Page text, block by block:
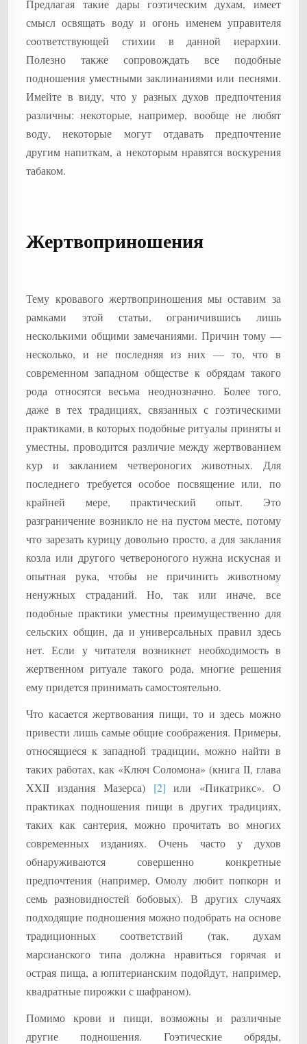
Предлагая такие дары гоэтическим духам, имеет
смысл освящать воду и огонь именем управителя
соответствующей стихии в данной иерархии.
Полезно также сопровождать все подобные
подношения уместными заклинаниями или песнями.
Имейте в виду, что у разных духов предпочтения
различны: некоторые, например, вообще не любят
воду, некоторые могут отдавать предпочтение
другим напиткам, а некоторым нравятся воскурения
табаком.
Жертвоприношения
Тему кровавого жертвоприношения мы оставим за
рамками этой статьи, ограничившись лишь
несколькими общими замечаниями. Причин тому —
несколько, и не последняя из них — то, что в
современном западном обществе к обрядам такого
рода относятся весьма неоднозначно. Более того,
даже в тех традициях, связанных с гоэтическими
практиками, в которых подобные ритуалы приняты и
уместны, проводится различие между жертвованием
кур и закланием четвероногих животных. Для
последнего требуется особое посвящение или, по
крайней мере, практический опыт. Это
разграничение возникло не на пустом месте, потому
что зарезать курицу довольно просто, а для заклания
козла или другого четвероногого нужна искусная и
опытная рука, чтобы не причинить животному
ненужных страданий. Но, так или иначе, все
подобные практики уместны преимущественно для
сельских общин, да и универсальных правил здесь
нет. Если у читателя возникнет необходимость в
жертвенном ритуале такого рода, многие решения
ему придется принимать самостоятельно.
Что касается жертвования пищи, то и здесь можно
привести лишь самые общие соображения. Примеры,
относящиеся к западной традиции, можно найти в
таких работах, как «Ключ Соломона» (книга II, глава
XXII издания Мазерса) [2] или «Пикатрикс». О
практиках подношения пищи в других традициях,
таких как сантерия, можно прочитать во многих
современных изданиях. Очень часто у духов
обнаруживаются совершенно конкретные
предпочтения (например, Омолу любит попкорн и
семь разновидностей бобовых). В других случаях
подходящие подношения можно подобрать на основе
традиционных соответствий (так, духам
марсианского типа должна нравиться горячая и
острая пища, а юпитерианским подойдут, например,
квадратные пирожки с шафраном).
Помимо крови и пищи, возможны и различные
другие подношения. Гоэтические обряды,